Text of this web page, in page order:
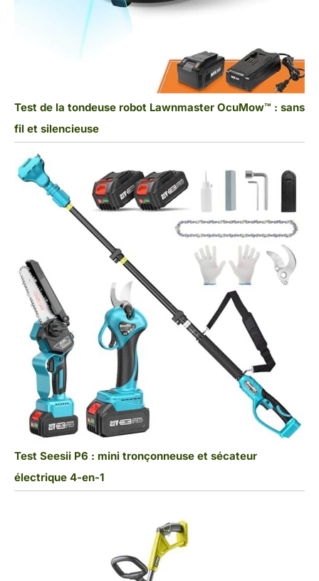
Test de la tondeuse robot Lawnmaster OcuMow™ : sans
fil et silencieuse
Test Seesii P6 : mini tronçonneuse et sécateur
électrique 4-en-1